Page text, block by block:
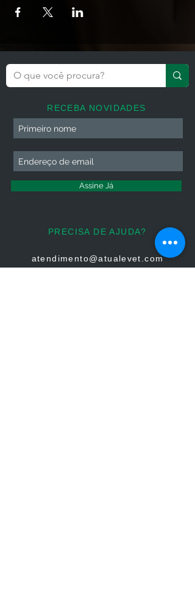
RECEBA NOVIDADES
Assine Já
PRECISA DE AJUDA?
atendimento@atualevet.com